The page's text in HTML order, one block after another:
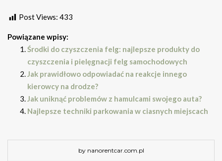
Post Views: 433
Powiązane wpisy:
Środki do czyszczenia felg: najlepsze produkty do
czyszczenia i pielęgnacji felg samochodowych
Jak prawidłowo odpowiadać na reakcje innego
kierowcy na drodze?
Jak uniknąć problemów z hamulcami swojego auta?
Najlepsze techniki parkowania w ciasnych miejscach
by nanorentcar.com.pl